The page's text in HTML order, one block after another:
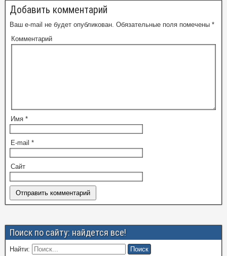
Добавить комментарий
Ваш e-mail не будет опубликован. Обязательные поля помечены *
Комментарий
Имя *
E-mail *
Сайт
Поиск по сайту: найдется все!
Найти: